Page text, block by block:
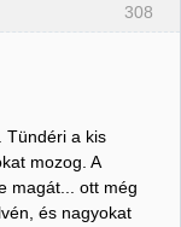
308
Tündéri a kis
mozog. A
magát... ott még
és nagyokat